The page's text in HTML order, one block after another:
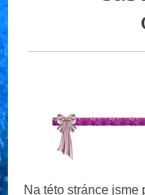
Na této stránce